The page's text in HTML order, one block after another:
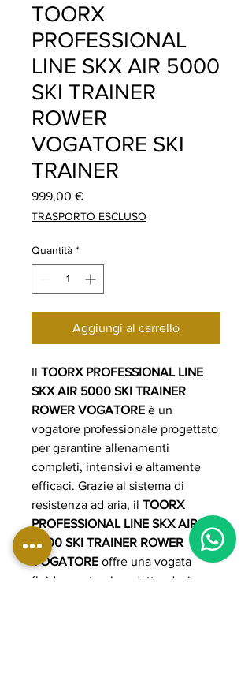
TOORX
PROFESSIONAL
LINE SKX AIR 5000
SKI TRAINER
ROWER
VOGATORE SKI
TRAINER
999,00 €Prezzo
TRASPORTO ESCLUSO
Quantità *
Aggiungi al carrello
Il TOORX PROFESSIONAL LINE
SKX AIR 5000 SKI TRAINER
ROWER VOGATORE è un
vogatore professionale progettato
per garantire allenamenti
completi, intensivi e altamente
efficaci. Grazie al sistema di
resistenza ad aria, il TOORX
PROFESSIONAL LINE SKX AIR
5000 SKI TRAINER ROWER
VOGATORE offre una vogata
fluida e naturale, adattandosi
1